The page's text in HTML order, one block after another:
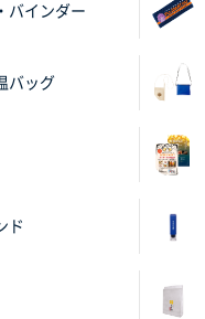
バインダー
バッグ
ド